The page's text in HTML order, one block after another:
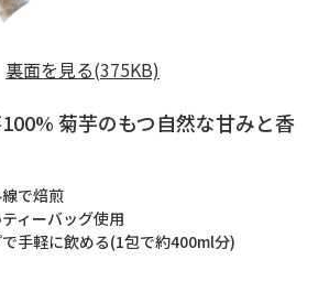
裏面を見る(375KB)
菊芋のもつ自然な甘みと香
で焙煎
ィーバッグ使用
手軽に飲める(1包で約400ml分)